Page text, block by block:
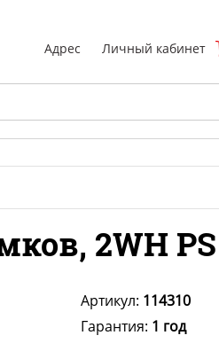
Адрес
Личный кабинет
2WH PS
Артикул: 114310
Гарантия: 1 год